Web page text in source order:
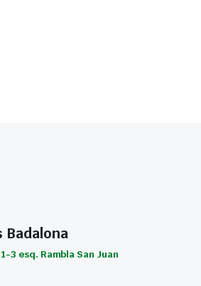
Badalona
3 esq. Rambla San Juan